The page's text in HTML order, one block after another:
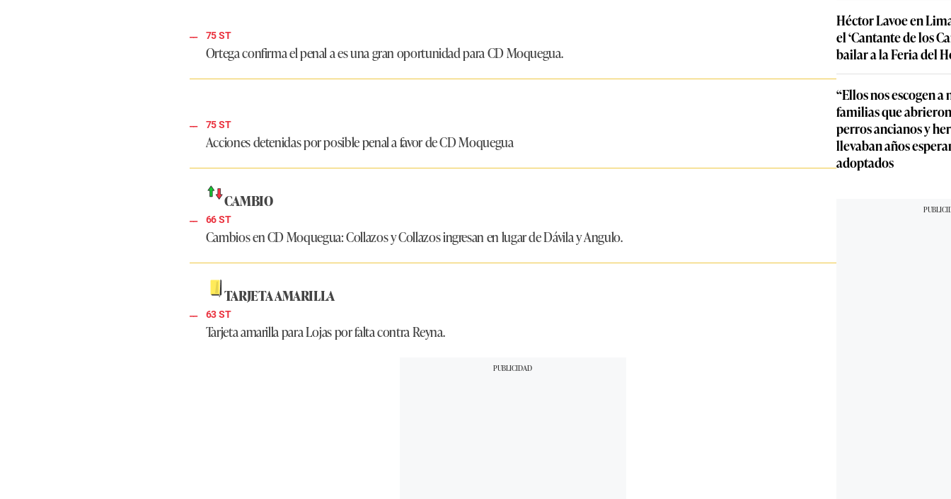
75 ST
Ortega confirma el penal a es una gran oportunidad para CD Moquegua.
75 ST
Acciones detenidas por posible penal a favor de CD Moquegua
CAMBIO
66 ST
Cambios en CD Moquegua:Collazos y Collazos ingresan en lugar de Dávila y Angulo.
TARJETA AMARILLA
63 ST
Tarjeta amarilla para Lojas por falta contra Reyna.
Héctor Lavoe en
el ‘Cantante de los
bailar a la Feria del
“Ellos nos escogen a
familias que
perros ancianos y
llevaban años
adoptados